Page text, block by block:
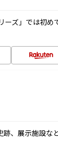
ーズ」では初
、展示施設な